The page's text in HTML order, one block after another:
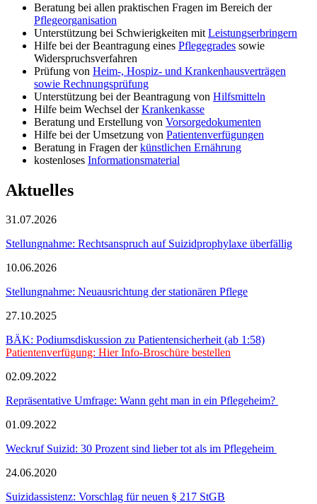
Beratung bei allen praktischen Fragen im Bereich der
Pflegeorganisation
Unterstützung bei Schwierigkeiten mit Leistungserbringern
Hilfe bei der Beantragung eines Pflegegrades sowie
Widerspruchsverfahren
Prüfung von Heim-, Hospiz- und Krankenhausverträgen
sowie Rechnungsprüfung
Unterstützung bei der Beantragung von Hilfsmitteln
Hilfe beim Wechsel derKrankenkasse
Beratung und Erstellung von Vorsorgedokumenten
Hilfe bei der Umsetzung von Patientenverfügungen
Beratung in Fragen derkünstlichen Ernährung
kostenloses Informationsmaterial
Aktuelles
31.07.2026
Stellungnahme: Rechtsanspruch auf Suizidprophylaxe überfällig
10.06.2026
Stellungnahme: Neuausrichtung der stationären Pflege
27.10.2025
BÄK: Podiumsdiskussion zu Patientensicherheit (ab 1:58)
Patientenverfügung: Hier Info-Broschüre bestellen
02.09.2022
Repräsentative Umfrage: Wann geht man in ein Pflegeheim?
01.09.2022
Weckruf Suizid: 30 Prozent sind lieber tot als im Pflegeheim
24.06.2020
Suizidassistenz: Vorschlag für neuen § 217 StGB